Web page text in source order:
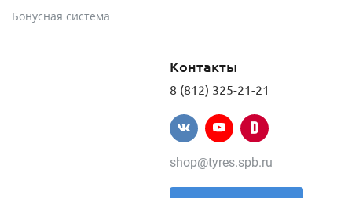
Бонусная система
Контакты
8 (812) 325-21-21
shop@tyres.spb.ru